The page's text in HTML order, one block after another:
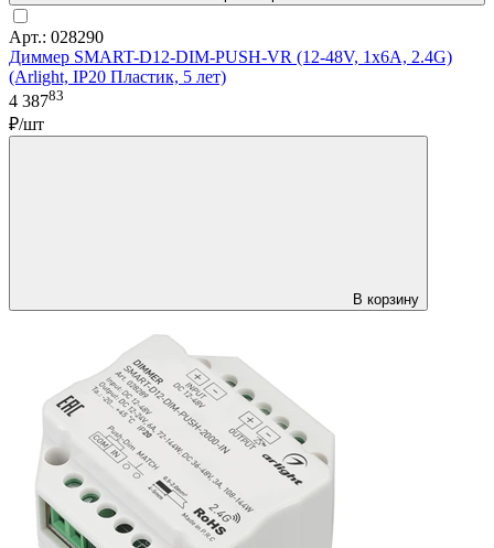
Арт.: 028290
Диммер SMART-D12-DIM-PUSH-VR (12-48V, 1x6A, 2.4G)
(Arlight, IP20 Пластик, 5 лет)
4 38783
₽/шт
В корзину